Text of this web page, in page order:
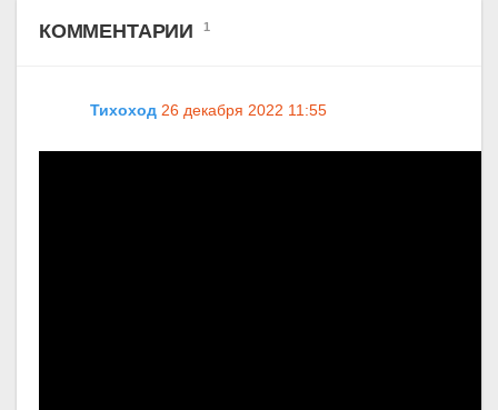
КОММЕНТАРИИ 1
Тихоход 26 декабря 2022 11:55